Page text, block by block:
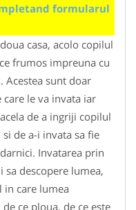
formularul
casa, acolo copilul
frumos impreuna cu
Acestea sunt doar
le va invata iar
de a ingriji copilul
de a-i invata sa fie
Invatarea prin
descopere lumea,
in care lumea
ce ploua, de ce este